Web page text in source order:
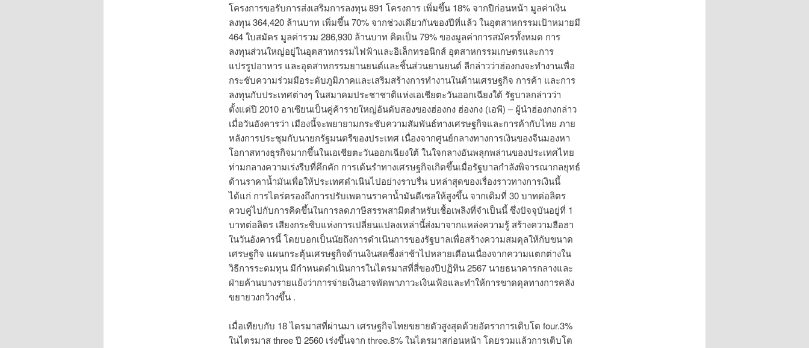
โครงการขอรับการส่งเสริมการลงทุน 891 โครงการ เพิ่มขึ้น 18% จากปีก่อนหน้า มูลค่าเงิน
ลงทุน 364,420 ล้านบาท เพิ่มขึ้น 70% จากช่วงเดียวกันของปีที่แล้ว ในอุตสาหกรรมเป้าหมายมี
464 ใบสมัคร มูลค่ารวม 286,930 ล้านบาท คิดเป็น 79% ของมูลค่าการสมัครทั้งหมด การ
ลงทุนส่วนใหญ่อยู่ในอุตสาหกรรมไฟฟ้าและอิเล็กทรอนิกส์ อุตสาหกรรมเกษตรและการ
แปรรูปอาหาร และอุตสาหกรรมยานยนต์และชิ้นส่วนยานยนต์ ลีกล่าวว่าฮ่องกงจะทำงานเพื่อ
กระชับความร่วมมือระดับภูมิภาคและเสริมสร้างการทำงานในด้านเศรษฐกิจ การค้า และการ
ลงทุนกับประเทศต่างๆ ในสมาคมประชาชาติแห่งเอเชียตะวันออกเฉียงใต้ รัฐบาลกล่าวว่า
ตั้งแต่ปี 2010 อาเซียนเป็นคู่ค้ารายใหญ่อันดับสองของฮ่องกง ฮ่องกง (เอพี) – ผู้นำฮ่องกงกล่าว
เมื่อวันอังคารว่า เมืองนี้จะพยายามกระชับความสัมพันธ์ทางเศรษฐกิจและการค้ากับไทย ภาย
หลังการประชุมกับนายกรัฐมนตรีของประเทศ เนื่องจากศูนย์กลางทางการเงินของจีนมองหา
โอกาสทางธุรกิจมากขึ้นในเอเชียตะวันออกเฉียงใต้ ในใจกลางอันพลุกพล่านของประเทศไทย
ท่ามกลางความเร่งรีบที่คึกคัก การเต้นรำทางเศรษฐกิจเกิดขึ้นเมื่อรัฐบาลกำลังพิจารณากลยุทธ์
ด้านราคาน้ำมันเพื่อให้ประเทศดำเนินไปอย่างราบรื่น บทล่าสุดของเรื่องราวทางการเงินนี้
ได้แก่ การไตร่ตรองถึงการปรับเพดานราคาน้ำมันดีเซลให้สูงขึ้น จากเดิมที่ 30 บาทต่อลิตร
ควบคู่ไปกับการคิดขึ้นในการลดภาษีสรรพสามิตสำหรับเชื้อเพลิงที่จำเป็นนี้ ซึ่งปัจจุบันอยู่ที่ 1
บาทต่อลิตร เสียงกระซิบแห่งการเปลี่ยนแปลงเหล่านี้ส่งมาจากแหล่งความรู้ สร้างความฮือฮา
ในวันอังคารนี้ โดยบอกเป็นนัยถึงการดำเนินการของรัฐบาลเพื่อสร้างความสมดุลให้กับขนาด
เศรษฐกิจ แผนกระตุ้นเศรษฐกิจด้านเงินสดซึ่งล่าช้าไปหลายเดือนเนื่องจากความแตกต่างใน
วิธีการระดมทุน มีกำหนดดำเนินการในไตรมาสที่สี่ของปีปฏิทิน 2567 นายธนาคารกลางและ
ฝ่ายค้านบางรายแย้งว่าการจ่ายเงินอาจพัดพาภาวะเงินเฟ้อและทำให้การขาดดุลทางการคลัง
ขยายวงกว้างขึ้น .
เมื่อเทียบกับ 18 ไตรมาสที่ผ่านมา เศรษฐกิจไทยขยายตัวสูงสุดด้วยอัตราการเติบโต four.3%
ในไตรมาส three ปี 2560 เร่งขึ้นจาก three.8% ในไตรมาสก่อนหน้า โดยรวมแล้วการเติบโต